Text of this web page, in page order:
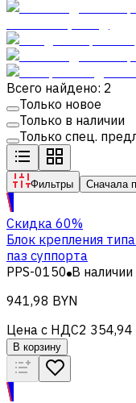
Всего найдено: 2
Только новое
Только в наличии
Только спец.
Фильтры Сначала
Скидка 60%
Блок крепления
паз суппорта
PPS-0150 В наличии
941,98 BYN
Цена с НДС2 354,94
В корзину